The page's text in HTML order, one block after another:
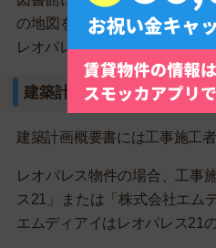
の地図を見比べてみて、物件
レオパレスの可能性がありま
建築計画概要書を閲覧する
建築計画概要書には工事施工
レオパレス物件の場合、工事
ス21」または「株式会社エム
エムディアイはレオパレス21